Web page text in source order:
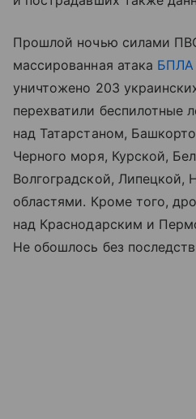
Прошлой ночью силами
массированная атака БПЛА
уничтожено 203
перехватили беспилотные
над Татарстаном,
Черного моря, Курской,
Волгоградской, Липецкой,
областями. Кроме того,
над Краснодарским и
Не обошлось без